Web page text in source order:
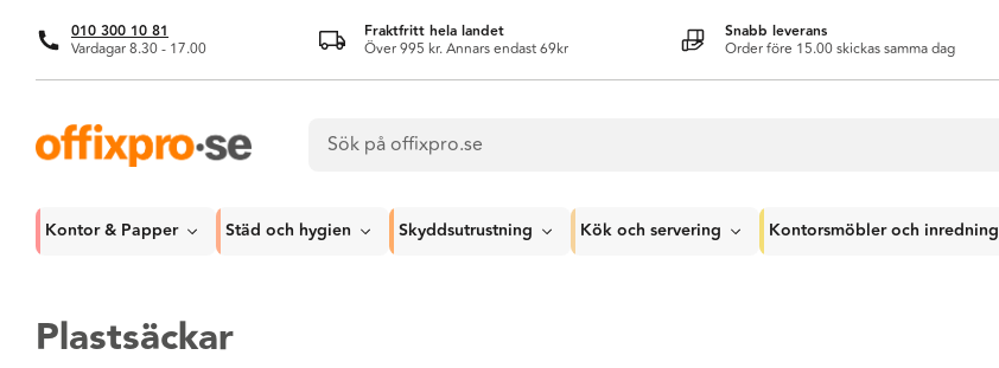
010 300 10 81
Vardagar 8.30 - 17.00
Fraktfritt hela landet
Över 995 kr. Annars endast 69kr
Snabb leverans
Order före 15.00 skickas samma dag
Kontor & Papper Städ och hygien Skyddsutrustning Kök och servering Kontorsmöbler och inredning
Plastsäckar